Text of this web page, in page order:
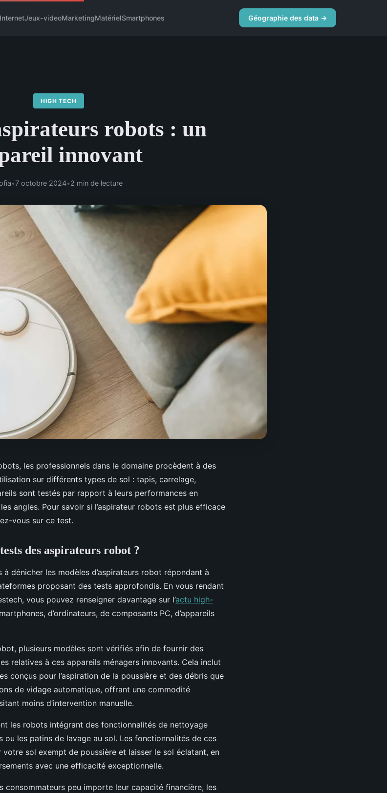
Jeux-videoMarketingMatérielSmartphones Géographie des data →
HIGH TECH
robots : un
innovant
•7 octobre 2024•2 min de lecture
les professionnels dans le domaine procèdent à des
sur différents types de sol : tapis, carrelage,
sont testés par rapport à leurs performances en
angles. Pour savoir si l’aspirateur robots est plus efficace
vous sur ce test.
des aspirateurs robot ?
dénicher les modèles d’aspirateurs robot répondant à
proposant des tests approfondis. En vous rendant
vous pouvez renseigner davantage sur l’actu high-
d’ordinateurs, de composants PC, d’appareils
plusieurs modèles sont vérifiés afin de fournir des
relatives à ces appareils ménagers innovants. Cela inclut
conçus pour l’aspiration de la poussière et des débris que
de vidage automatique, offrant une commodité
moins d’intervention manuelle.
les robots intégrant des fonctionnalités de nettoyage
ou les patins de lavage au sol. Les fonctionnalités de ces
sol exempt de poussière et laisser le sol éclatant, en
avec une efficacité exceptionnelle.
consommateurs peu importe leur capacité financière, les